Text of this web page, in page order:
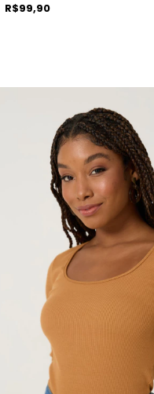
R$99,90